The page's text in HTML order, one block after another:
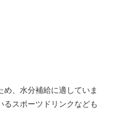
め、水分補給に適していま
スポーツドリンクなども